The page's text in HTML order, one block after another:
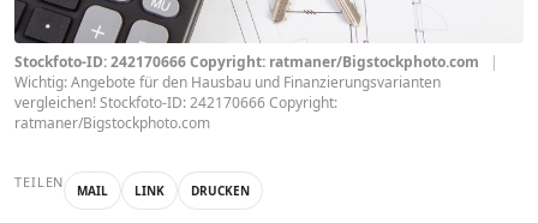
Stockfoto-ID: 242170666 Copyright: ratmaner/Bigstockphoto.com
|
Wichtig: Angebote für den Hausbau und Finanzierungsvarianten
vergleichen! Stockfoto-ID: 242170666 Copyright:
ratmaner/Bigstockphoto.com
TEILEN MAIL LINK DRUCKEN